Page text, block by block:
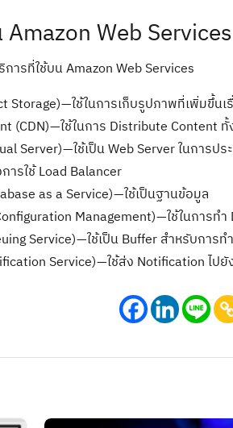
Search
Web Services
ารที่ใช้บน Amazon Web Services
Storage) — ใช้ในการเก็บรูปภาพที่เพิ่มขึ้นเ
(CDN) — ใช้ในการ Distribute Content
Server) — ใช้เป็น Web Server ในการ
ารใช้ Load Balancer
as a Service) — ใช้เป็นฐานข้อมูล
Management) — ใช้ในการท
Service) — ใช้เป็น Buffer สำหรับการ
Service) — ใช้ส่ง Notification ไป